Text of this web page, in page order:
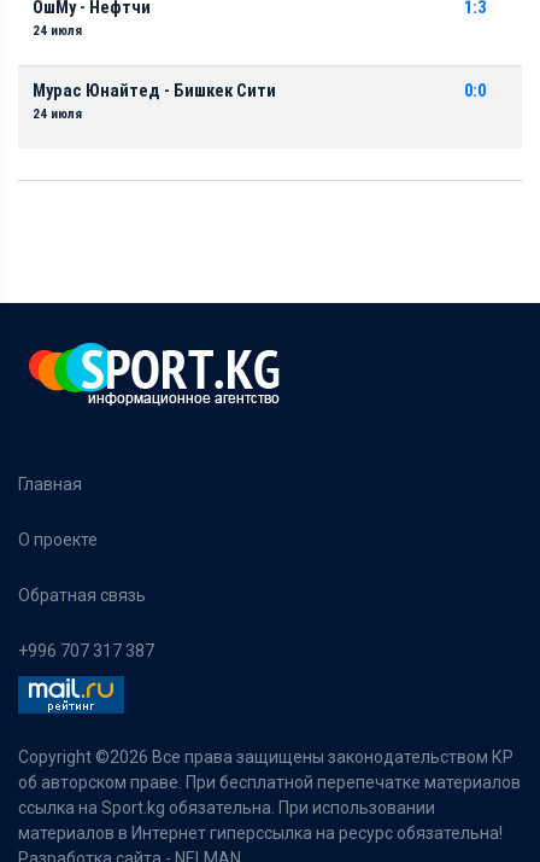
ОшМу - Нефтчи
24 июля
1:3
Мурас Юнайтед - Бишкек Сити
24 июля
0:0
Главная
О проекте
Обратная связь
+996 707 317 387
Copyright ©2026 Все права защищены законодательством КР
об авторском праве. При бесплатной перепечатке материалов
ссылка на Sport.kg обязательна. При использовании
материалов в Интернет гиперссылка на ресурс обязательна!
Разработка сайта - NELMAN